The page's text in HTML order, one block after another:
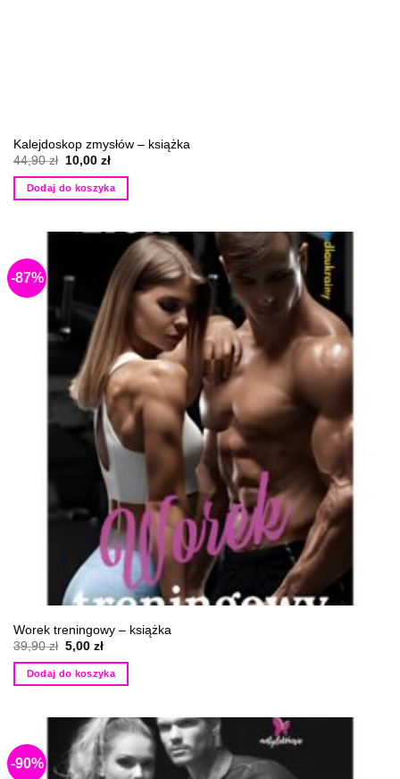
Kalejdoskop zmysłów – książka
44,90zł
Pierwotna
wynosiła:
44,90 zł.
10,00 złAktualna
wynosi:
10,00 zł.
Dodaj do koszyka
-87%
Worek treningowy – książka
39,90zł Pierwotna
wynosiła:
39,90 zł.
5,00 złAktualna
wynosi:
5,00 zł.
Dodaj do koszyka
-90%